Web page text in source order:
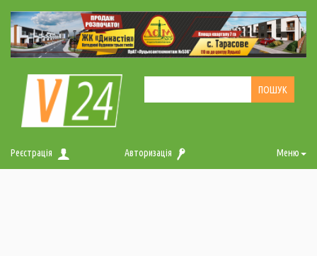
Реєстрація Авторизація Меню